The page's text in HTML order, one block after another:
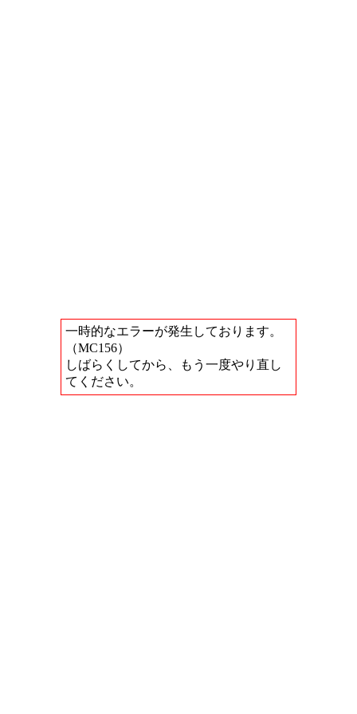
一時的なエラーが発生しております。
（MC156）
しばらくしてから、もう一度やり直し
てください。